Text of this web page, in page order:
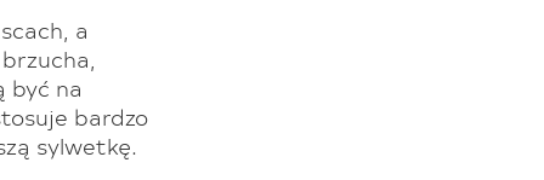
a
być na
bardzo
sylwetkę.